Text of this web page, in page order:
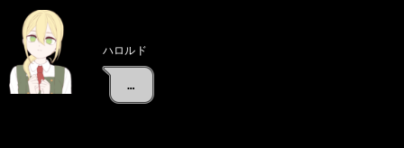
ハロルド
…